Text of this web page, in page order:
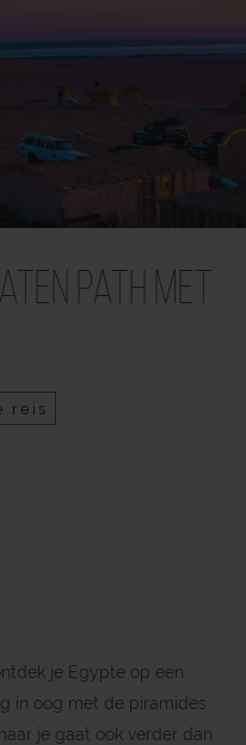
Path met
reis
je Egypte op een
in oog met de piramides
je gaat ook verder dan